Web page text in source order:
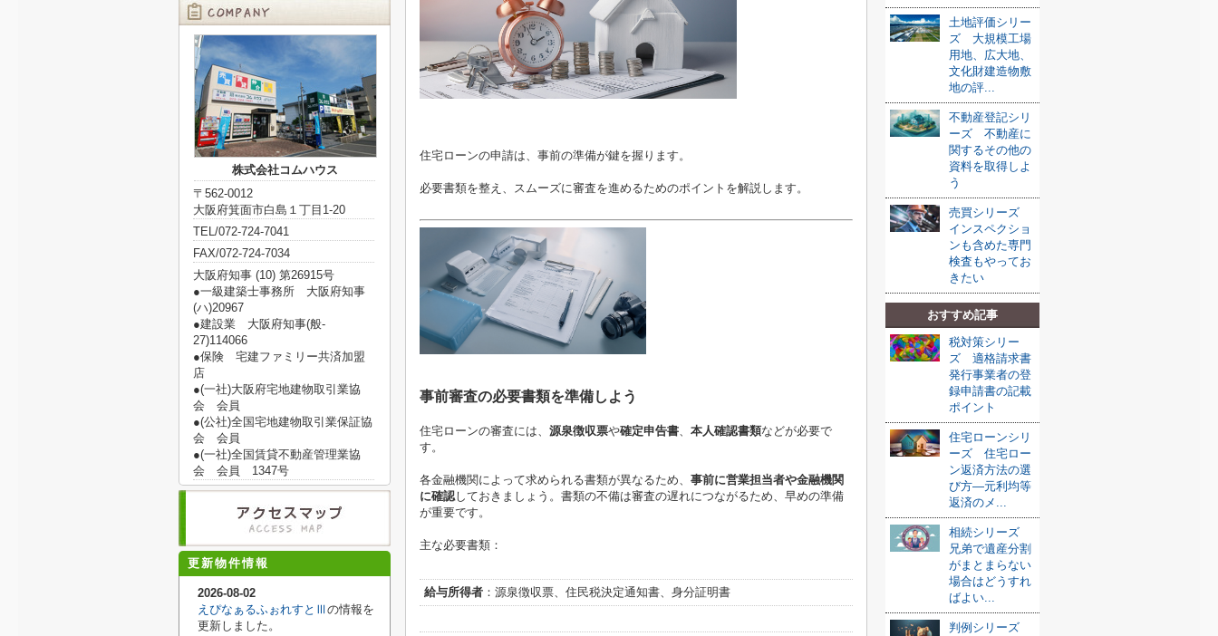
住宅ローンの申請は、事前の準備が鍵を握ります。
必要書類を整え、スムーズに審査を進めるためのポイントを解説します。
事前審査の必要書類を準備しよう
住宅ローンの審査には、 源泉徴収票や確定申告書、 本人確認書類などが必要で
す。
各金融機関によって求められる書類が異なるため、 事前に営業担当者や金融機関
に確認しておきましょう。書類の不備は審査の遅れにつながるため、早めの準備
が重要です。
主な必要書類：
給与所得者 ：源泉徴収票、住民税決定通知書、身分証明書
土地評価シリー
ズ 大規模工場
用地、広大地、
文化財建造物敷
地の評...
不動産登記シリ
ーズ 不動産に
関するその他の
資料を取得しよ
う
売買シリーズ
インスペクショ
ンも含めた専門
検査もやってお
きたい
おすすめ記事
税対策シリー
ズ 適格請求書
発行事業者の登
録申請書の記載
ポイント
住宅ローンシリ
ーズ 住宅ロー
ン返済方法の選
び方—元利均等
返済のメ...
相続シリーズ
兄弟で遺産分割
がまとまらない
場合はどうすれ
ばよい...
判例シリーズ
株式会社コムハウス
〒562-0012
大阪府箕面市白島１丁目1-20
TEL/072-724-7041
FAX/072-724-7034
大阪府知事 (10) 第26915号
●一級建築士事務所 大阪府知事
(ハ)20967
●建設業 大阪府知事(般‐
27)114066
●保険 宅建ファミリー共済加盟
店
●(一社)大阪府宅地建物取引業協
会 会員
●(公社)全国宅地建物取引業保証協
会 会員
●(一社)全国賃貸不動産管理業協
会 会員 1347号
更新物件情報
2026-08-02
えぴなぁるふぉれすとⅢ の情報を
更新しました。